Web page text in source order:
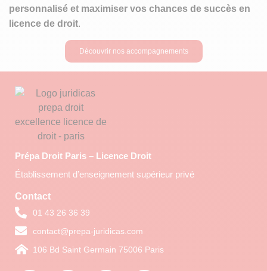
personnalisé et maximiser vos chances de succès en
licence de droit.
Découvrir nos accompagnements
Prépa Droit Paris – Licence Droit
Établissement d’enseignement supérieur privé
Contact
01 43 26 36 39
contact@prepa-juridicas.com
106 Bd Saint Germain 75006 Paris